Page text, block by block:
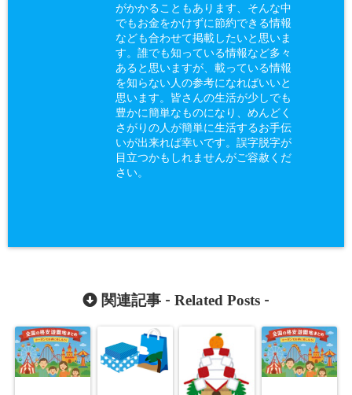
がかかることもあります、そんな中
でもお金をかけずに節約できる情報
なども合わせて掲載したいと思いま
す。誰でも知っている情報など多々
あると思いますが、載っている情報
を知らない人の参考になればいいと
思います。皆さんの生活が少しでも
豊かに簡単なものになり、めんどく
さがりの人が簡単に生活するお手伝
いが出来れば幸いです。誤字脱字が
目立つかもしれませんがご容赦くだ
さい。
関連記事 - Related Posts -